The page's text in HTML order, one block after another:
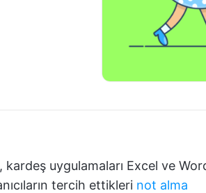
kardeş uygulamaları Excel ve
tercih ettikleri not alma